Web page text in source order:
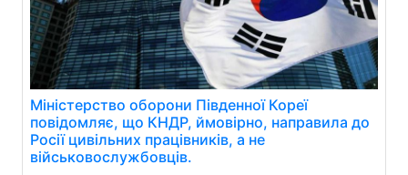
Міністерство оборони Південної Кореї
повідомляє, що КНДР, ймовірно, направила до
Росії цивільних працівників, а не
військовослужбовців.